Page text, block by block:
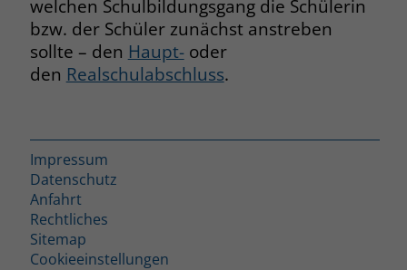
welchen Schulbildungsgang die Schülerin
bzw. der Schüler zunächst anstreben
sollte – den Haupt-oder
den Realschulabschluss.
Impressum
Datenschutz
Anfahrt
Rechtliches
Sitemap
Cookieeinstellungen